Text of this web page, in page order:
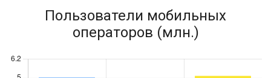
Пользователи мобильных
операторов (млн.)